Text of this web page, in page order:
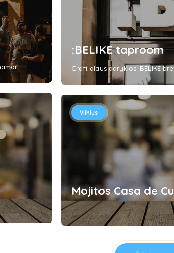
:BELIKE taproom
Craft alaus daryklos :BELIKE
Vilnius
Mojitos Casa de